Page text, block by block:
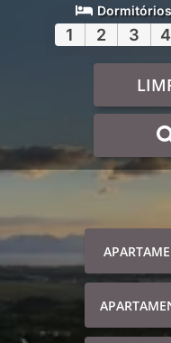
Dormitórios
1 2 3 4